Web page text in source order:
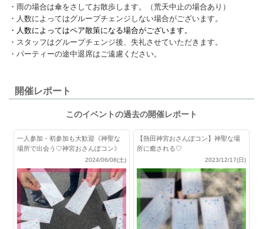
・雨の場合は傘をさしてお散歩します。（荒天中止の場合あり）
・人数によってはグループチェンジしない場合がございます。
・人数によってはペア散策になる場合がございます。
・スタッフはグループチェンジ後、失礼させていただきます。
・パーティーの途中退席はご遠慮ください。
開催レポート
このイベントの過去の開催レポート
一人参加・初参加も大歓迎《神聖な
場所で出会う♡神宮おさんぽコン》
2024/06/08(土)
【熱田神宮おさんぽコン】神聖な場
所に癒される♡
2023/12/17(日)